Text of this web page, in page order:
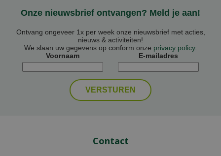
Onze nieuwsbrief ontvangen? Meld je aan!
Ontvang ongeveer 1x per week onze nieuwsbrief met acties,
nieuws & activiteiten!
We slaan uw gegevens op conform onze privacy policy.
Voornaam
E-mailadres
Contact